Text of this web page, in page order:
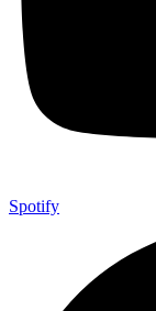
Spotify